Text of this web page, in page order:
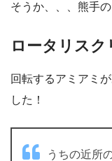
そうか、、、熊手
ロータリスク
回転するアミアミ
した！
うちの近所